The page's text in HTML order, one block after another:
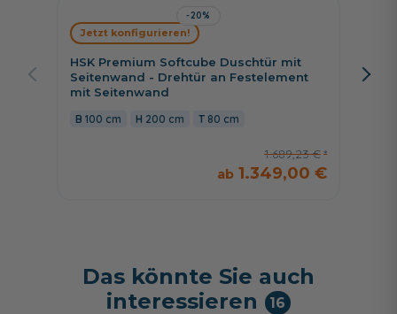
-20%
HSK Premium Softcube Duschtür mit
Seitenwand - Drehtür an Festelement
mit Seitenwand
100 cm 200 cm 80 cm
1.689,23 €
1.349,00 €
Jetzt konfigurieren!
Das könnte Sie auch
interessieren
16